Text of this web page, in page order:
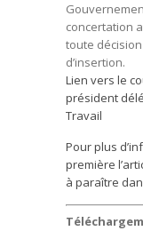
concertation
toute
d’insertion.
Lien vers le
président
Travail
Pour plus
première
à paraître